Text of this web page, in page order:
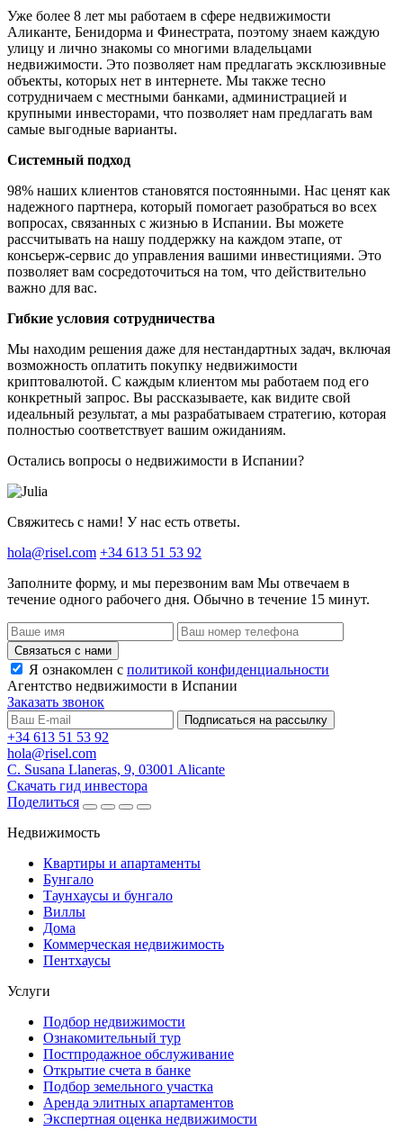
Уже более 8 лет мы работаем в сфере недвижимости
Аликанте, Бенидорма и Финестрата, поэтому знаем каждую
улицу и лично знакомы со многими владельцами
недвижимости. Это позволяет нам предлагать эксклюзивные
объекты, которых нет в интернете. Мы также тесно
сотрудничаем с местными банками, администрацией и
крупными инвесторами, что позволяет нам предлагать вам
самые выгодные варианты.
Системный подход
98% наших клиентов становятся постоянными. Нас ценят как
надежного партнера, который помогает разобраться во всех
вопросах, связанных с жизнью в Испании. Вы можете
рассчитывать на нашу поддержку на каждом этапе, от
консьерж-сервис до управления вашими инвестициями. Это
позволяет вам сосредоточиться на том, что действительно
важно для вас.
Гибкие условия сотрудничества
Мы находим решения даже для нестандартных задач, включая
возможность оплатить покупку недвижимости
криптовалютой. С каждым клиентом мы работаем под его
конкретный запрос. Вы рассказываете, как видите свой
идеальный результат, а мы разрабатываем стратегию, которая
полностью соответствует вашим ожиданиям.
Остались вопросы о недвижимости в Испании?
Свяжитесь с нами! У нас есть ответы.
hola@risel.com +34 613 51 53 92
Заполните форму, и мы перезвоним вам Мы отвечаем в
течение одного рабочего дня. Обычно в течение 15 минут.
Связаться с нами
Я ознакомлен с политикой конфиденциальности
Агентство недвижимости в Испании
Заказать звонок
Подписаться на рассылку
+34 613 51 53 92
hola@risel.com
C. Susana Llaneras, 9, 03001 Alicante
Скачать гид инвестора
Поделиться
Недвижимость
Квартиры и апартаменты
Бунгало
Таунхаусы и бунгало
Виллы
Дома
Коммерческая недвижимость
Пентхаусы
Услуги
Подбор недвижимости
Ознакомительный тур
Постпродажное обслуживание
Открытие счета в банке
Подбор земельного участка
Аренда элитных апартаментов
Экспертная оценка недвижимости